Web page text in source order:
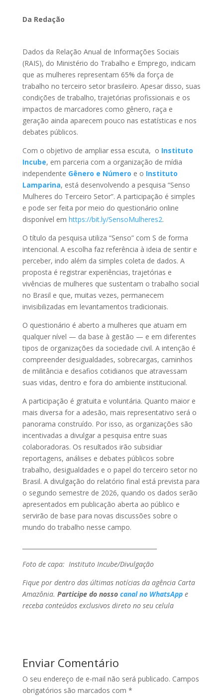
Da Redação
Dados da Relação Anual de Informações Sociais
(RAIS), do Ministério do Trabalho e Emprego, indicam
que as mulheres representam 65% da força de
trabalho no terceiro setor brasileiro. Apesar disso, suas
condições de trabalho, trajetórias profissionais e os
impactos de marcadores como gênero, raça e
geração ainda aparecem pouco nas estatísticas e nos
debates públicos.
Com o objetivo de ampliar essa escuta, o Instituto
Incube, em parceria com a organização de mídia
independente Gênero e Número e o Instituto
Lamparina, está desenvolvendo a pesquisa “Senso
Mulheres do Terceiro Setor”. A participação é simples
e pode ser feita por meio do questionário online
disponível em https://bit.ly/SensoMulheres2.
O título da pesquisa utiliza “Senso” com S de forma
intencional. A escolha faz referência à ideia de sentir e
perceber, indo além da simples coleta de dados. A
proposta é registrar experiências, trajetórias e
vivências de mulheres que sustentam o trabalho social
no Brasil e que, muitas vezes, permanecem
invisibilizadas em levantamentos tradicionais.
O questionário é aberto a mulheres que atuam em
qualquer nível — da base à gestão — e em diferentes
tipos de organizações da sociedade civil. A intenção é
compreender desigualdades, sobrecargas, caminhos
de militância e desafios cotidianos que atravessam
suas vidas, dentro e fora do ambiente institucional.
A participação é gratuita e voluntária. Quanto maior e
mais diversa for a adesão, mais representativo será o
panorama construído. Por isso, as organizações são
incentivadas a divulgar a pesquisa entre suas
colaboradoras. Os resultados irão subsidiar
reportagens, análises e debates públicos sobre
trabalho, desigualdades e o papel do terceiro setor no
Brasil. A divulgação do relatório final está prevista para
o segundo semestre de 2026, quando os dados serão
apresentados em publicação aberta ao público e
servirão de base para novas discussões sobre o
mundo do trabalho nesse campo.
Foto de capa: Instituto Incube/Divulgação
Fique por dentro das últimas notícias da agência Carta
Amazônia. Participe do nosso canal no WhatsApp e
receba conteúdos exclusivos direto no seu celula
Enviar Comentário
O seu endereço de e-mail não será publicado. Campos
obrigatórios são marcados com *